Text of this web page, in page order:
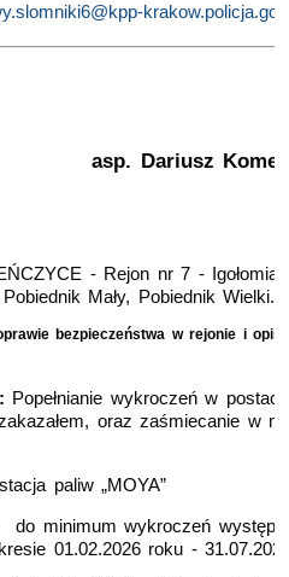
asp. Dariusz
- Rejon nr 7 - Igołomia,
Mały, Pobiednik Wielki.
bezpieczeństwa w rejonie i opis
Popełnianie wykroczeń w
oraz zaśmiecanie w
paliw „MOYA”
do minimum wykroczeń
01.02.2026 roku -